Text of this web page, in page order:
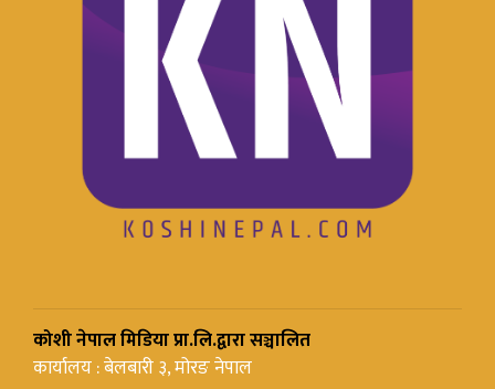
कोशी नेपाल मिडिया प्रा.लि.द्वारा सञ्चालित
कार्यालय : बेलबारी ३, मोरङ नेपाल